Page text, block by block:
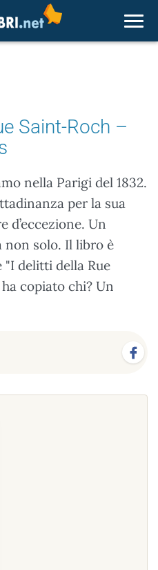
Saint-Roch –
nella Parigi del 1832.
per la sua
d’eccezione. Un
non solo. Il libro è
"I delitti della Rue
copiato chi? Un